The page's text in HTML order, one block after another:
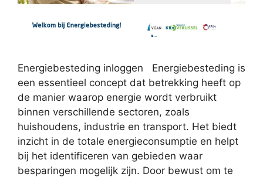
Energiebesteding inloggen Energiebesteding is
een essentieel concept dat betrekking heeft op
de manier waarop energie wordt verbruikt
binnen verschillende sectoren, zoals
huishoudens, industrie en transport. Het biedt
inzicht in de totale energieconsumptie en helpt
bij het identificeren van gebieden waar
besparingen mogelijk zijn. Door bewust om te